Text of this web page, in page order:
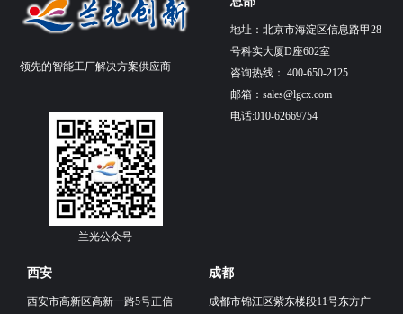
领先的智能工厂解决方案供应商
兰光公众号
地址：北京市海淀区信息路甲28
号科实大厦D座602室
咨询热线： 400-650-2125
邮箱：sales@lgcx.com
电话:010-62669754
西安
西安市高新区高新一路5号正信
成都
成都市锦江区紫东楼段11号东方广